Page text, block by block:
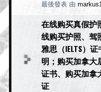
最後發表 由
在线购买真假护
线购买护照、驾
雅思（IELTS）
明；购买加拿大
证书、购买加拿
证